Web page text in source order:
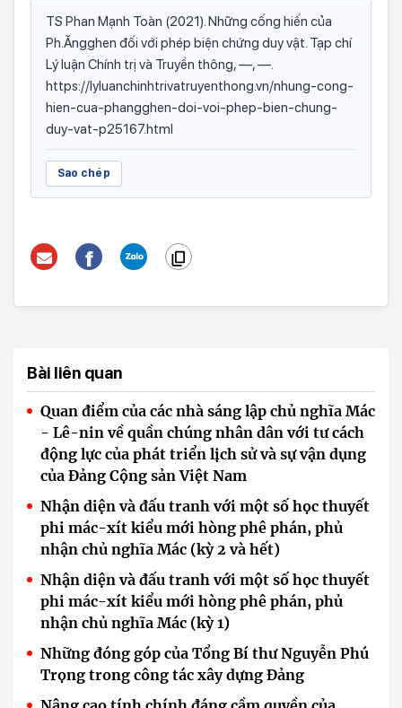
TS Phan Mạnh Toàn (2021). Những cống hiến của
Ph.Ăngghen đối với phép biện chứng duy vật. Tạp chí
Lý luận Chính trị và Truyền thông, —, —.
https://lyluanchinhtrivatruyenthong.vn/nhung-cong-
hien-cua-phangghen-doi-voi-phep-bien-chung-
duy-vat-p25167.html
Sao chép
Bài liên quan
Quan điểm của các nhà sáng lập chủ nghĩa Mác
- Lê-nin về quần chúng nhân dân với tư cách
động lực của phát triển lịch sử và sự vận dụng
của Đảng Cộng sản Việt Nam
Nhận diện và đấu tranh với một số học thuyết
phi mác-xít kiểu mới hòng phê phán, phủ
nhận chủ nghĩa Mác (kỳ 2 và hết)
Nhận diện và đấu tranh với một số học thuyết
phi mác-xít kiểu mới hòng phê phán, phủ
nhận chủ nghĩa Mác (kỳ 1)
Những đóng góp của Tổng Bí thư Nguyễn Phú
Trọng trong công tác xây dựng Đảng